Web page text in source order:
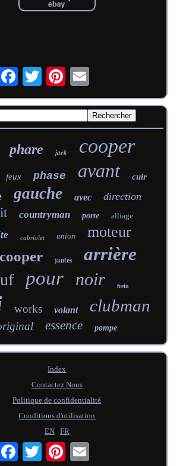
phare jack cooper
feux phase avant cuir
gauche avec direction
countryman porte alliage
cabriolet union moteur
jantes arrière
pour noir frein
works volant clubman
essence pompe
Index
Contactez Nous
Politique de confidentialité
Conditions d'utilisation
EN
FR